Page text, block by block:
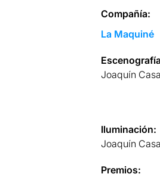
Compañía:
La Maquiné
Joaquín
Iluminación:
Joaquín
Premios: